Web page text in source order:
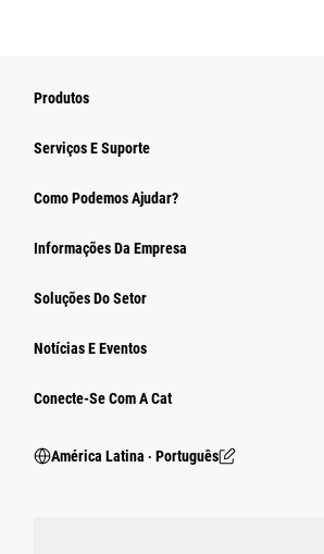
Produtos
Serviços E Suporte
Como Podemos Ajudar?
Informações Da Empresa
Soluções Do Setor
Notícias E Eventos
Conecte-Se Com A Cat
América Latina ‧ Português